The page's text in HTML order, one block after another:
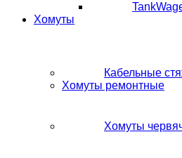
Хомуты
Кабельные
Хомуты ремонтные
Хомуты